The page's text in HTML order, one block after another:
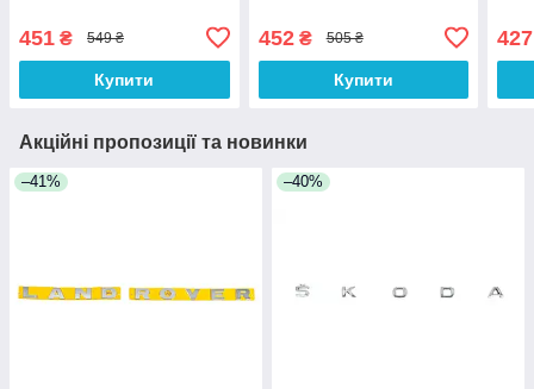
451 ₴ 549 ₴
Купити
452₴ 505 ₴
Купити
427
Акційні пропозиції та новинки
–41% –40%